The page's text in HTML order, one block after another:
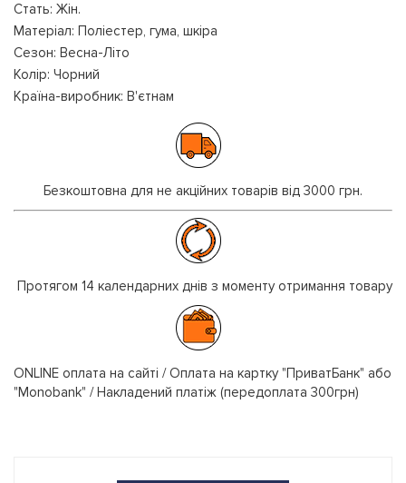
Стать: Жін.
Матеріал: Поліестер, гума, шкіра
Сезон: Весна-Літо
Колір: Чорний
Країна-виробник: В'єтнам
Безкоштовна для не акційних товарів від 3000 грн.
Протягом 14 календарних днів з моменту отримання товару
ONLINE оплата на сайті / Оплата на картку "ПриватБанк" або
"Monobank" / Накладений платіж (передоплата 300грн)